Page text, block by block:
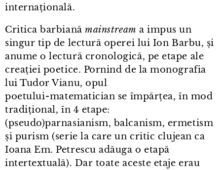
internațională.
Critica barbianămainstream a impus un
singur tip de lectură operei lui Ion Barbu, și
anume o lectură cronologică, pe etape ale
creației poetice. Pornind de la monografia
lui Tudor Vianu, opul
poetului⁠-⁠matematician se împărțea, în mod
tradițional, în 4 etape:
(pseudo)parnasianism, balcanism, ermetism
și purism (serie la care un critic clujean ca
Ioana Em. Petrescu adăuga o etapă
intertextuală). Dar toate aceste etaje erau